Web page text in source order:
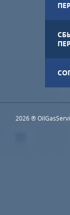
2026 ®